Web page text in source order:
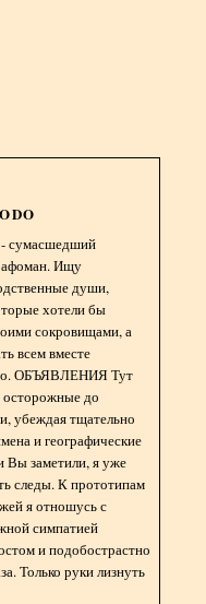
сумасшедший
Ищу
души,
хотели бы
сокровищами, а
всем вместе
ОБЪЯВЛЕНИЯ Тут
осторожные до
убеждая тщательно
и географические
Вы заметили, я уже
следы. К прототипам
я отношусь с
симпатией
и подобострастно
Только руки лизнуть